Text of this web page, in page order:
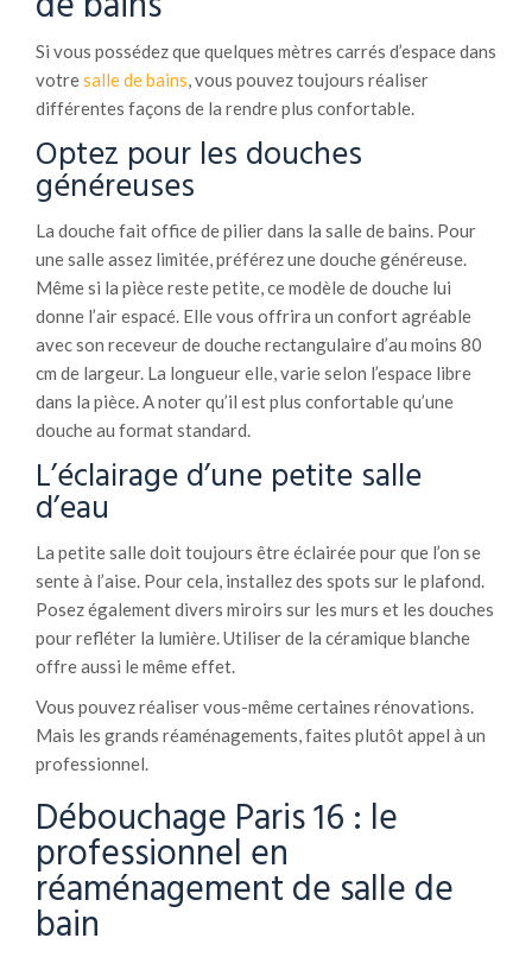
Si vous possédez que quelques mètres carrés d’espace dans
votresalle de bains, vous pouvez toujours réaliser
différentes façons de la rendre plus confortable.
Optez pour les douches
généreuses
La douche fait office de pilier dans la salle de bains. Pour
une salle assez limitée, préférez une douche généreuse.
Même si la pièce reste petite, ce modèle de douche lui
donne l’air espacé. Elle vous offrira un confort agréable
avec son receveur de douche rectangulaire d’au moins 80
cm de largeur. La longueur elle, varie selon l’espace libre
dans la pièce. A noter qu’il est plus confortable qu’une
douche au format standard.
L’éclairage d’une petite salle
d’eau
La petite salle doit toujours être éclairée pour que l’on se
sente à l’aise. Pour cela, installez des spots sur le plafond.
Posez également divers miroirs sur les murs et les douches
pour refléter la lumière. Utiliser de la céramique blanche
offre aussi le même effet.
Vous pouvez réaliser vous-même certaines rénovations.
Mais les grands réaménagements, faites plutôt appel à un
professionnel.
Débouchage Paris 16 : le
professionnel en
réaménagement de salle de
bain